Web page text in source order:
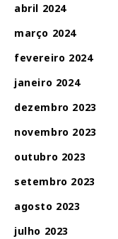
abril 2024
março 2024
fevereiro 2024
janeiro 2024
dezembro 2023
novembro 2023
outubro 2023
setembro 2023
agosto 2023
julho 2023